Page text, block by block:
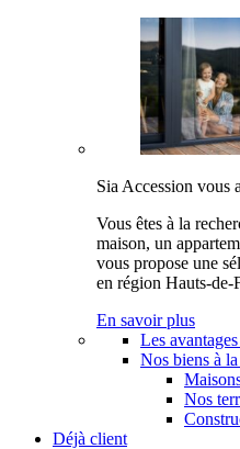
Sia Accession vous
Vous êtes à la
maison, un
vous propose une
en région Hauts-de-
En savoir plus
Les
Nos biens à
Nos
Déjà client